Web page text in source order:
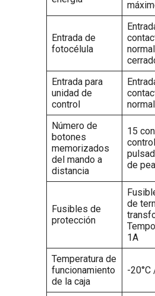
Entrada de
fotocélula
Entrada para
unidad de
control
Número de
botones
memorizados
del mando a
distancia
15
de
Fusibles de
protección
de
1A
Temperatura de
funcionamiento
de la caja
-20°C